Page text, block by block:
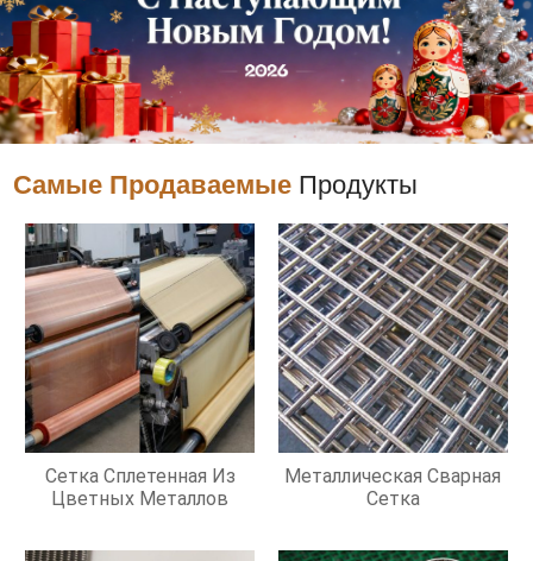
Самые Продаваемые Продукты
Сетка Сплетенная Из
Цветных Металлов
Металлическая Сварная
Сетка